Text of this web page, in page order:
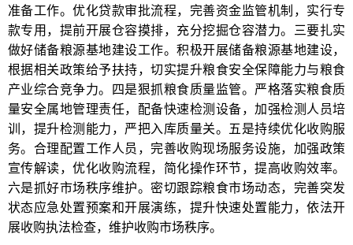
准备工作。优化贷款审批流程，完善资金监管机制，实行专
款专用，提前开展仓容摸排，充分挖掘仓容潜力。三要扎实
做好储备粮源基地建设工作。积极开展储备粮源基地建设，
根据相关政策给予扶持，切实提升粮食安全保障能力与粮食
产业综合竞争力。四是狠抓粮食质量监管。严格落实粮食质
量安全属地管理责任，配备快速检测设备，加强检测人员培
训，提升检测能力，严把入库质量关。五是持续优化收购服
务。合理配置工作人员，完善收购现场服务设施，加强政策
宣传解读，优化收购流程，简化操作环节，提高收购效率。
六是抓好市场秩序维护。密切跟踪粮食市场动态，完善突发
状态应急处置预案和开展演练，提升快速处置能力，依法开
展收购执法检查，维护收购市场秩序。